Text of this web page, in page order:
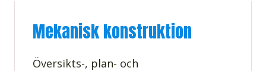
Mekanisk konstruktion
Översikts-, plan- och